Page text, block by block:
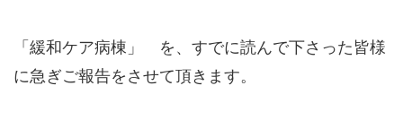
「緩和ケア病棟」 を、すでに読んで下さった皆様
に急ぎご報告をさせて頂きます。